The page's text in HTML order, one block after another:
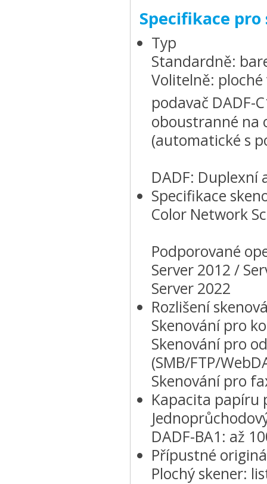
Specifikace
Typ
Standardně:
Volitelně: ploché
podavač DADF-
oboustranné na
(automatické s
DADF:
Specifikace
Color Network
Podporované
Server 2012 /
Server 2022
Rozlišení
Skenování pro
Skenování pro
(SMB/FTP/
Skenování pro
Kapacita papíru
DADF-BA1: až
Přípustné
Plochý skener: